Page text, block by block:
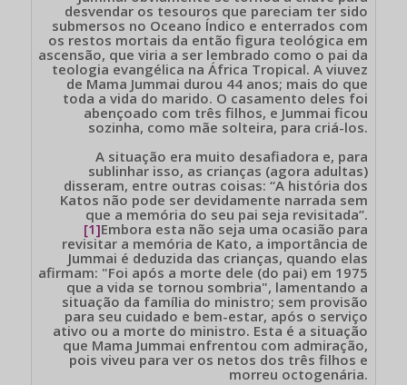
desvendar os tesouros que pareciam ter sido
submersos no Oceano Índico e enterrados com
os restos mortais da então figura teológica em
ascensão, que viria a ser lembrado como o pai da
teologia evangélica na África Tropical. A viuvez
de Mama Jummai durou 44 anos; mais do que
toda a vida do marido. O casamento deles foi
abençoado com três filhos, e Jummai ficou
sozinha, como mãe solteira, para criá-los.
A situação era muito desafiadora e, para
sublinhar isso, as crianças (agora adultas)
disseram, entre outras coisas: “A história dos
Katos não pode ser devidamente narrada sem
que a memória do seu pai seja revisitada”.
[1]Embora esta não seja uma ocasião para
revisitar a memória de Kato, a importância de
Jummai é deduzida das crianças, quando elas
afirmam: "Foi após a morte dele (do pai) em 1975
que a vida se tornou sombria", lamentando a
situação da família do ministro; sem provisão
para seu cuidado e bem-estar, após o serviço
ativo ou a morte do ministro. Esta é a situação
que Mama Jummai enfrentou com admiração,
pois viveu para ver os netos dos três filhos e
morreu octogenária.